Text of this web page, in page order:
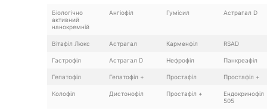
Біологічно
активний
нанокремній
Ангіофіл Гумісил Астрагал D
Вітафіл Люкс Астрагал Карменфіл RSAD
Гастрофіл Астрагал D Нефрофіл Панкреафіл
Гепатофіл Гепатофіл + Простафіл Простафіл +
Колофіл Дистонофіл Простафіл +
Ендокринофіл
505